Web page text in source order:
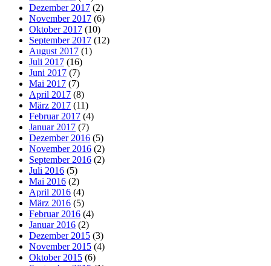
Dezember 2017 (2)
November 2017 (6)
Oktober 2017 (10)
September 2017 (12)
August 2017 (1)
Juli 2017 (16)
Juni 2017 (7)
Mai 2017 (7)
April 2017 (8)
März 2017 (11)
Februar 2017 (4)
Januar 2017 (7)
Dezember 2016 (5)
November 2016 (2)
September 2016 (2)
Juli 2016 (5)
Mai 2016 (2)
April 2016 (4)
März 2016 (5)
Februar 2016 (4)
Januar 2016 (2)
Dezember 2015 (3)
November 2015 (4)
Oktober 2015 (6)